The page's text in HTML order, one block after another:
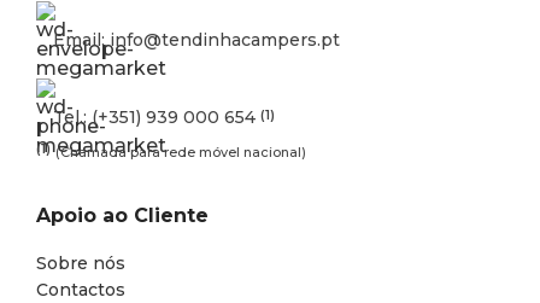
Email: info@tendinhacampers.pt
Tel.: (+351) 939 000 654 (1)
(1) (Chamada para rede móvel nacional)
Apoio ao Cliente
Sobre nós
Contactos